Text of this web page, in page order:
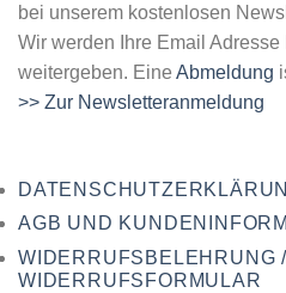
bei unserem kostenlosen
Wir werden Ihre Email
weitergeben. Eine Abmeldung
>> Zur Newsletteranmeldung
AGB UND
WIDERRUFSBELEHRUNG
WIDERRUFSFORMULAR